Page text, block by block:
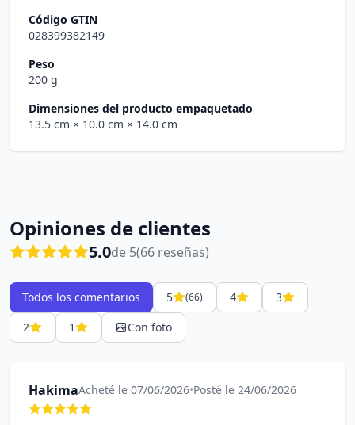
Código GTIN
028399382149
Peso
200 g
Dimensiones del producto empaquetado
13.5 cm × 10.0 cm × 14.0 cm
Opiniones de clientes
5.0de 5(66 reseñas)
Todos los comentarios 5 (66) 4
3
2
1 Con foto
HakimaAcheté le 07/06/2026•Posté le 24/06/2026